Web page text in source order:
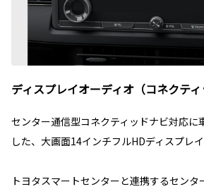
ディスプレイオーディオ（コネクテ
センター通信型コネクティッドナビ対応に
した、大画面14インチフルHDディスプレイ
トヨタスマートセンターと連携するセンタ